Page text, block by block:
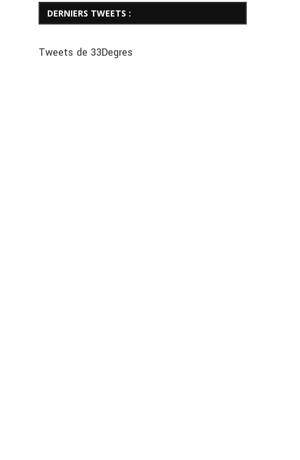
DERNIERS TWEETS :
Tweets de 33Degres